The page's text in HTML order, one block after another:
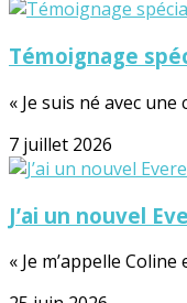
Témoignage
« Je suis né avec
7 juillet 2026
J’ai un nouvel
« Je m’appelle